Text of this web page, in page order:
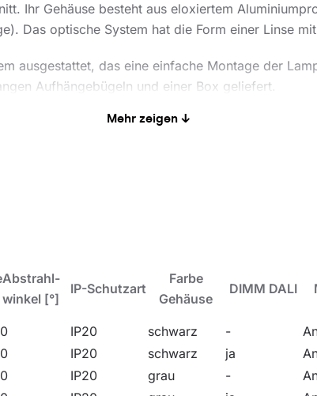
Ihr Gehäuse besteht aus eloxiertem
Das optische System hat die Form einer Linse
ausgestattet, das eine einfache Montage der
Aufhängebügeln und einer Box geliefert.
besonderem Schwerpunkt auf repräsentative
Mehr zeigen ↓
Abstrahl-
winkel [°]
IP-Schutzart
Farbe
Gehäuse
DIMM DALI
IP20 schwarz -
IP20 schwarz ja
IP20 grau -